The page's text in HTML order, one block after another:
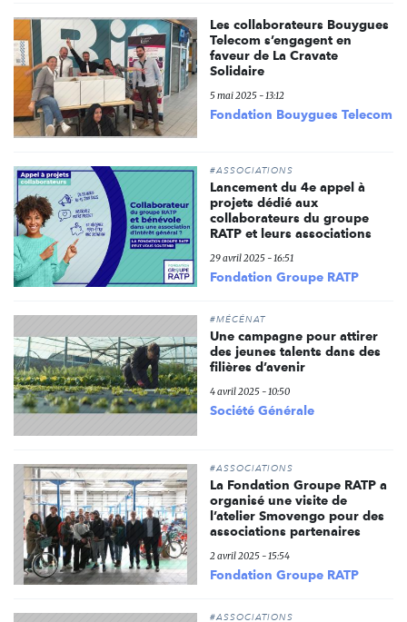
Les collaborateurs Bouygues
Telecom s’engagent en
faveur de La Cravate
Solidaire
5 mai 2025 - 13:12
Fondation Bouygues Telecom
#ASSOCIATIONS
Lancement du 4e appel à
projets dédié aux
collaborateurs du groupe
RATP et leurs associations
29 avril 2025 - 16:51
Fondation Groupe RATP
#MÉCÉNAT
Une campagne pour attirer
des jeunes talents dans des
filières d’avenir
4 avril 2025 - 10:50
Société Générale
#ASSOCIATIONS
La Fondation Groupe RATP a
organisé une visite de
l’atelier Smovengo pour des
associations partenaires
2 avril 2025 - 15:54
Fondation Groupe RATP
#ASSOCIATIONS